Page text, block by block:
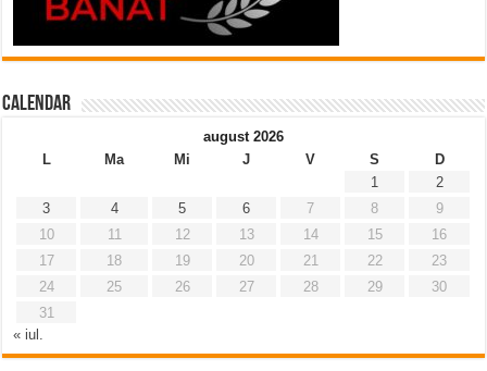
Calendar
august 2026
L
Ma Mi J V S
D
1
2
3
4 5 6 7 8
9
10
11 12 13 14 15
16
17
18 19 20 21 22
23
24
25 26 27 28 29
30
31
« iul.